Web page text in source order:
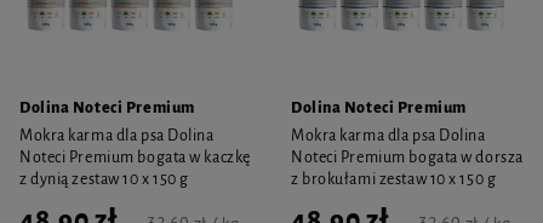
Dolina Noteci Premium
Mokra karma dla psa Dolina
Noteci Premium bogata w kaczkę
z dynią zestaw 10 x 150 g
Dolina Noteci Premium
Mokra karma dla psa Dolina
Noteci Premium bogata w dorsza
z brokułami zestaw 10 x 150 g